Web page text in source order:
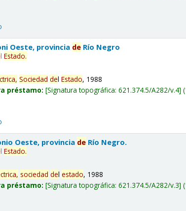
Oeste, provincia de Río Negro
lEstado.
Sociedad delEstado, 1988
préstamo: Signatura topográfica:621.374.5/A282/v.4
Oeste, provincia de Río Negro.
lEstado.
sociedad delestado, 1988
préstamo: Signatura topográfica:621.374.5/A282/v.3